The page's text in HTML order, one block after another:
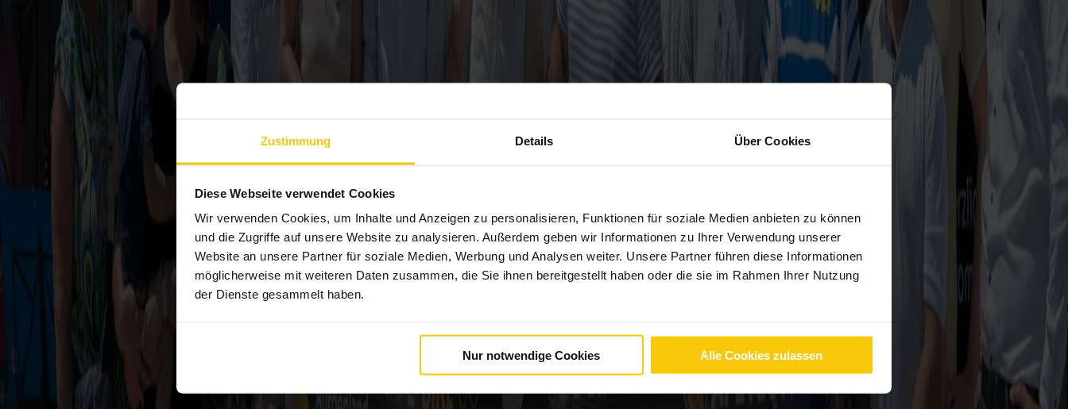
Zustimmung Details Über Cookies
Diese Webseite verwendet Cookies
Wir verwenden Cookies, um Inhalte und Anzeigen zu personalisieren, Funktionen für soziale Medien anbieten zu können
und die Zugriffe auf unsere Website zu analysieren. Außerdem geben wir Informationen zu Ihrer Verwendung unserer
Website an unsere Partner für soziale Medien, Werbung und Analysen weiter. Unsere Partner führen diese Informationen
möglicherweise mit weiteren Daten zusammen, die Sie ihnen bereitgestellt haben oder die sie im Rahmen Ihrer Nutzung
der Dienste gesammelt haben.
Nur notwendige Cookies Alle Cookies zulassen